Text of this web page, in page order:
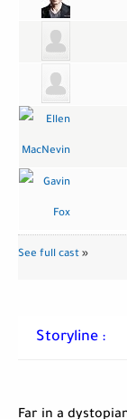
See full cast »
Storyline :
Far in a